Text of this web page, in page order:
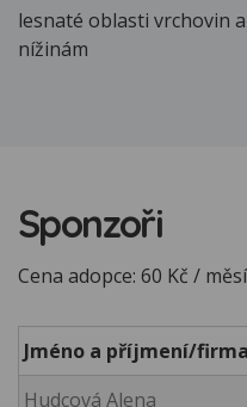
lesnaté oblasti vrchovin
nížinám
Sponzoři
Cena adopce: 60 Kč /
Jméno a příjmení/firma
Hudcová Alena